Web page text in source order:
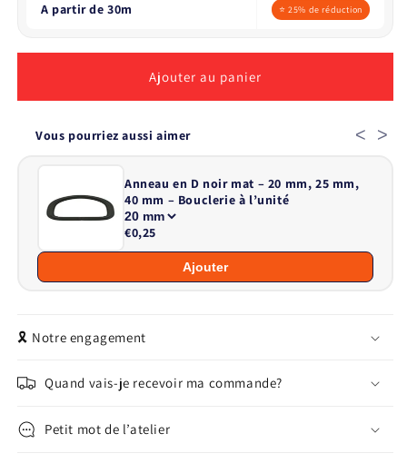
A partir de 30m ⭐ 25% de réduction
Ajouter au panier
Vous pourriez aussi aimer < >
Anneau en D noir mat – 20 mm, 25 mm,
40 mm – Bouclerie à l’unité
€0,25
Ajouter
🎗️ Notre engagement
Quand vais-je recevoir ma commande?
Petit mot de l’atelier